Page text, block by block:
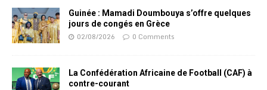
Guinée : Mamadi Doumbouya s’offre quelques
jours de congés en Grèce
02/08/2026 0 Comments
La Confédération Africaine de Football (CAF) à
contre-courant